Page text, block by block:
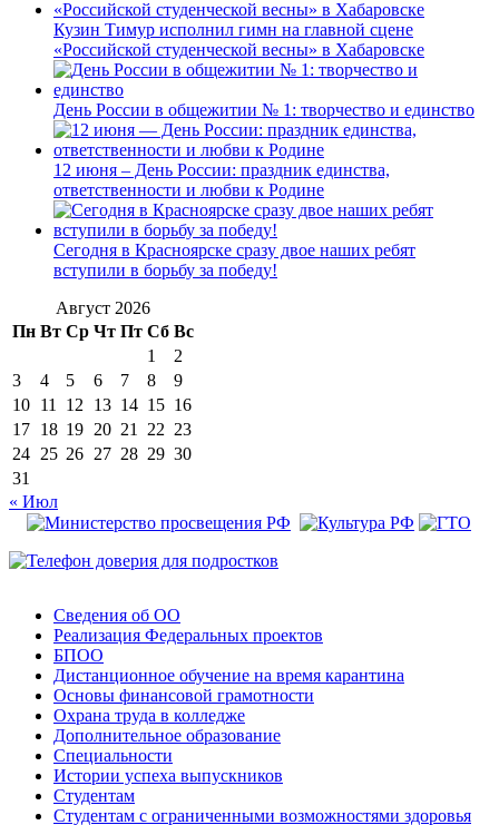
Кузин Тимур исполнил гимн на главной сцене
«Российской студенческой весны» в Хабаровске
День России в общежитии № 1: творчество и единство
12 июня – День России: праздник единства,
ответственности и любви к Родине
Сегодня в Красноярске сразу двое наших ребят
вступили в борьбу за победу!
Август 2026
Пн Вт Ср Чт Пт Сб Вс
1
2
3
4 5 6 7 8
9
10 11 12 13 14 15 16
17 18 19 20 21 22 23
24 25 26 27 28 29 30
31
« Июл
Сведения об ОО
Реализация Федеральных проектов
БПОО
Дистанционное обучение на время карантина
Основы финансовой грамотности
Охрана труда в колледже
Дополнительное образование
Специальности
Истории успеха выпускников
Студентам
Студентам с ограниченными возможностями здоровья